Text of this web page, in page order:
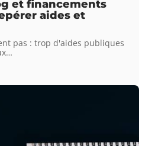
et financements
aides et
pas : trop d'aides publiques
…